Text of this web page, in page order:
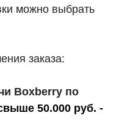
можно выбрать
заказа:
Boxberry по
50.000 руб. -